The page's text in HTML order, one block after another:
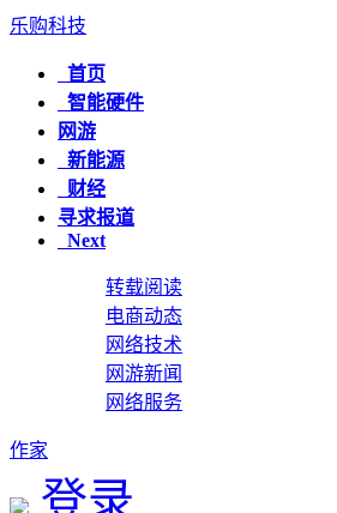
乐购科技
首页
智能硬件
网游
新能源
财经
寻求报道
Next
转载阅读
电商动态
网络技术
网游新闻
网络服务
作家
登录